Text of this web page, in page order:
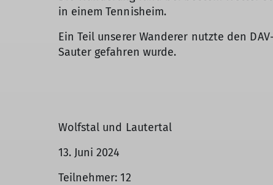
in einem Tennisheim.
Ein Teil unserer Wanderer nutzte den
Sauter gefahren wurde.
Wolfstal und Lautertal
13. Juni 2024
Teilnehmer: 12